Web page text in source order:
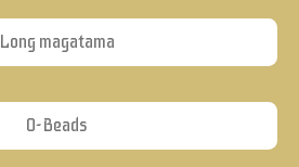
Long magatama
O-Beads